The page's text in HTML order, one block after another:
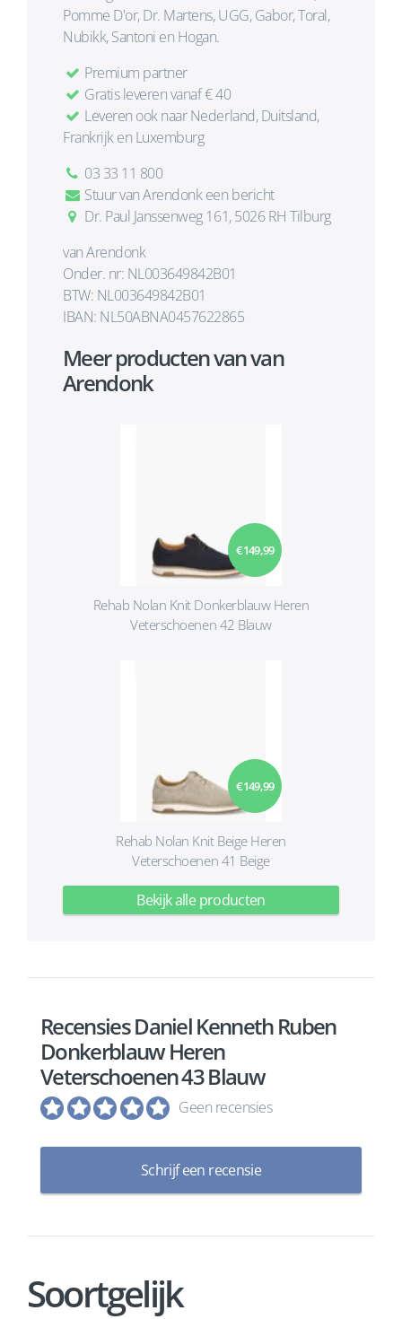
Pomme D'or, Dr. Martens, UGG, Gabor, Toral,
Nubikk, Santoni en Hogan.
Premium partner
Gratis leveren vanaf € 40
Leveren ook naar Nederland, Duitsland,
Frankrijk en Luxemburg
03 33 11 800
Stuur van Arendonk een bericht
Dr. Paul Janssenweg 161, 5026 RH Tilburg
van Arendonk
Onder. nr: NL003649842B01
BTW: NL003649842B01
IBAN: NL50ABNA0457622865
Meer producten van van
Arendonk
€ 149,99
Rehab Nolan Knit Donkerblauw Heren
Veterschoenen 42 Blauw
€ 149,99
Rehab Nolan Knit Beige Heren
Veterschoenen 41 Beige
Bekijk alle producten
Recensies Daniel Kenneth Ruben
Donkerblauw Heren
Veterschoenen 43 Blauw
Geen recensies
Schrijf een recensie
Soortgelijk